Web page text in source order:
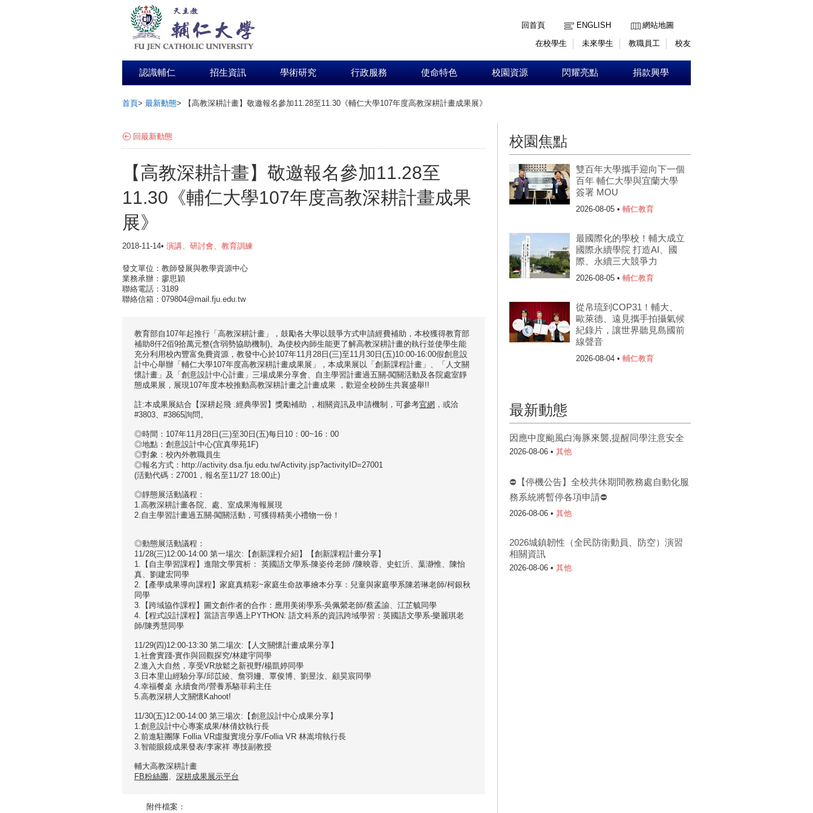
回首頁
ENGLISH
網站地圖
在校學生
未來學生 教職員工 校友
認識輔仁 招生資訊 學術研究 行政服務 使命特色 校園資源 閃耀亮點 捐款興學
首頁> 最新動態> 【高教深耕計畫】敬邀報名參加11.28至11.30《輔仁大學107年度高教深耕計畫成果展》
回最新動態
【高教深耕計畫】敬邀報名參加11.28至
11.30《輔仁大學107年度高教深耕計畫成果
展》
2018-11-14• 演講、研討會、教育訓練
發文單位：教師發展與教學資源中心
業務承辦：廖思穎
聯絡電話：3189
聯絡信箱：079804@mail.fju.edu.tw
教育部自107年起推行「高教深耕計畫」，鼓勵各大學以競爭方式申請經費補助，本校獲得教育部
補助8仟2佰9拾萬元整(含弱勢協助機制)。為使校內師生能更了解高教深耕計畫的執行並使學生能
充分利用校內豐富免費資源，教發中心於107年11月28日(三)至11月30日(五)10:00-16:00假創意設
計中心舉辦「輔仁大學107年度高教深耕計畫成果展」，本成果展以 「創新課程計畫」、「人文關
懷計畫」及「創意設計中心計畫」三場成果分享會、自主學習計畫過五關-闖關活動及各院處室靜
態成果展，展現107年度本校推動高教深耕計畫之計畫成果 ，歡迎全校師生共襄盛舉!!
註:本成果展結合【深耕起飛 .經典學習】獎勵補助 ，相關資訊及申請機制，可參考官網 ，或洽
#3803、#3865詢問。
◎時間：107年11月28日(三)至30日(五)每日10：00~16：00
◎地點：創意設計中心(宜真學苑1F)
◎對象：校內外教職員生
◎報名方式：http://activity.dsa.fju.edu.tw/Activity.jsp?activityID=27001
(活動代碼：27001，報名至11/27 18:00止)
◎靜態展活動議程：
1.高教深耕計畫各院、處、室成果海報展現
2.自主學習計畫過五關-闖關活動，可獲得精美小禮物一份！
◎動態展活動議程：
11/28(三)12:00-14:00 第一場次:【創新課程介紹】【創新課程計畫分享】
1.【自主學習課程】進階文學賞析： 英國語文學系-陳姿伶老師 /陳映蓉、史虹沂、葉瀞惟、陳怡
真、劉建宏同學
2.【產學成果導向課程】家庭真精彩~家庭生命故事繪本分享：兒童與家庭學系陳若琳老師/柯銀秋
同學
3.【跨域協作課程】圖文創作者的合作：應用美術學系-吳佩縈老師/蔡孟諭、江芷毓同學
4.【程式設計課程】當語言學遇上PYTHON: 語文科系的資訊跨域學習：英國語文學系-樂麗琪老
師/陳秀慧同學
11/29(四)12:00-13:30 第二場次:【人文關懷計畫成果分享】
1.社會實踐-實作與回觀探究/林建宇同學
2.進入大自然，享受VR放鬆之新視野/楊凱婷同學
3.日本里山經驗分享/邱苡綾、詹羽姍、覃俊博、劉昱汝、顧昊宸同學
4.幸福餐桌 永續食尚/營養系駱菲莉主任
5.高教深耕人文關懷Kahoot!
11/30(五)12:00-14:00 第三場次:【創意設計中心成果分享】
1.創意設計中心專案成果/林倩妏執行長
2.前進駐團隊 Follia VR虛擬實境分享/Follia VR 林嵩堉執行長
3.智能眼鏡成果發表/李家祥 專技副教授
輔大高教深耕計畫
FB粉絲團 、 深耕成果展示平台
附件檔案：
校園焦點
雙百年大學攜手迎向下一個
百年 輔仁大學與宜蘭大學
簽署 MOU
2026-08-05 • 輔仁教育
最國際化的學校！輔大成立
國際永續學院 打造AI、國
際、永續三大競爭力
2026-08-05 • 輔仁教育
從帛琉到COP31！輔大、
歐萊德、遠見攜手拍攝氣候
紀錄片，讓世界聽見島國前
線聲音
2026-08-04 • 輔仁教育
最新動態
因應中度颱風白海豚來襲,提醒同學注意安全
2026-08-06 • 其他
⛔【停機公告】全校共休期間教務處自動化服
務系統將暫停各項申請⛔
2026-08-06 • 其他
2026城鎮韌性（全民防衛動員、防空）演習
相關資訊
2026-08-06 • 其他